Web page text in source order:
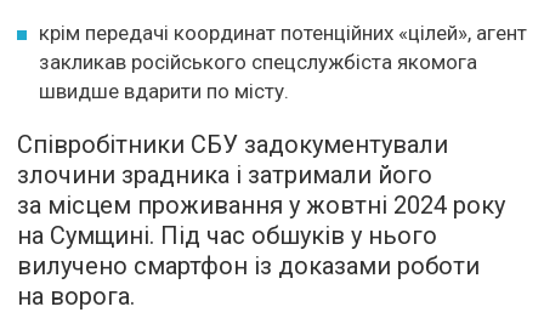
крім передачі координат потенційних «цілей», агент
закликав російського спецслужбіста якомога
швидше вдарити по місту.
Співробітники СБУ задокументували
злочини зрадника і затримали його
за місцем проживання у жовтні 2024 року
на Сумщині. Під час обшуків у нього
вилучено смартфон із доказами роботи
на ворога.